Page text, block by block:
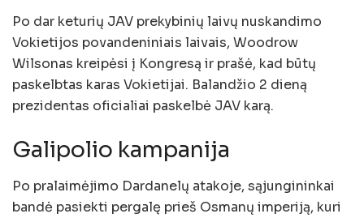
Po dar keturių JAV prekybinių laivų nuskandimo
Vokietijos povandeniniais laivais, Woodrow
Wilsonas kreipėsi į Kongresą ir prašė, kad būtų
paskelbtas karas Vokietijai. Balandžio 2 dieną
prezidentas oficialiai paskelbė JAV karą.
Galipolio kampanija
Po pralaimėjimo Dardanelų atakoje, sąjungininkai
bandė pasiekti pergalę prieš Osmanų imperiją, kuri